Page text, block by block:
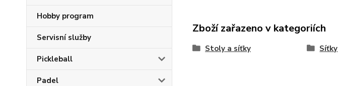
Hobby program
Servisní služby
Pickleball
Padel
Zboží zařazeno v kategoriích
Stoly a síťky Síťky